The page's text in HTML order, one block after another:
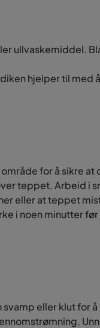
ullvaskemiddel.
hjelper til med
for å sikre
teppet. Arbeid i
eller at teppet
i noen minutter
eller klut for